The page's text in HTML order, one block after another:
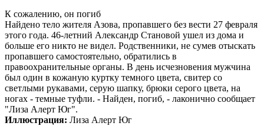
К сожалению, он погиб
Найдено тело жителя Азова, пропавшего без вести 27 февраля
этого года. 46-летний Александр Становой ушел из дома и
больше его никто не видел. Родственники, не сумев отыскать
пропавшего самостоятельно, обратились в
правоохранительные органы. В день исчезновения мужчина
был один в кожаную куртку темного цвета, свитер со
светлыми рукавами, серую шапку, брюки серого цвета, на
ногах - темные туфли. - Найден, погиб, - лаконично сообщает
"Лиза Алерт Юг".
Иллюстрация: Лиза Алерт Юг